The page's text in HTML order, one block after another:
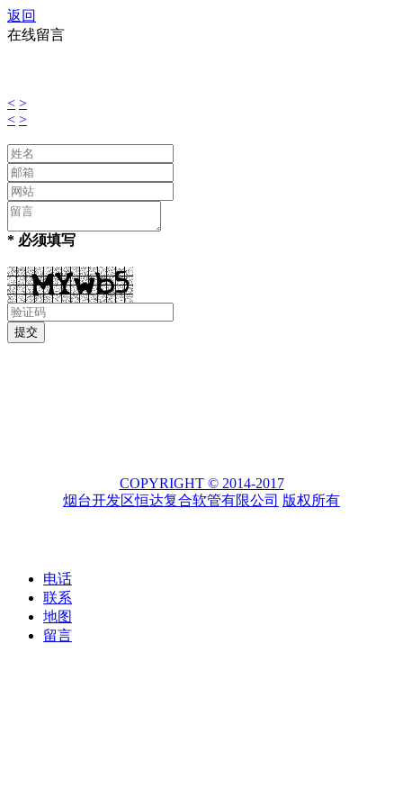
返回
在线留言
< >
< >
* 必须填写
COPYRIGHT © 2014-2017
烟台开发区恒达复合软管有限公司 版权所有
电话
联系
地图
留言